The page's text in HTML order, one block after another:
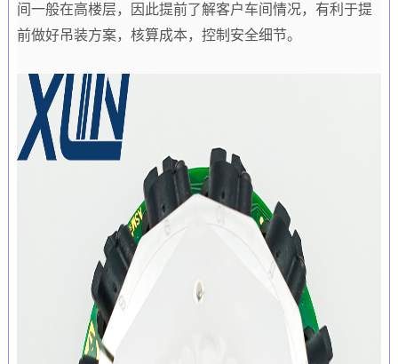
间一般在高楼层，因此提前了解客户车间情况，有利于提
前做好吊装方案，核算成本，控制安全细节。